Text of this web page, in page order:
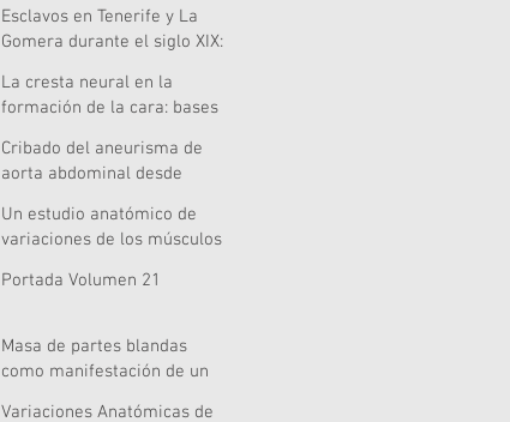
Salud de Lanzarote
Esclavos en Tenerife y La
Gomera durante el siglo XIX:
La cresta neural en la
formación de la cara: bases
clínica y nuevas
perspectivas celulares,
genómicas y metodológicas
Cribado del aneurisma de
aorta abdominal desde
pendiente
Un estudio anatómico de
variaciones de los músculos
Portada Volumen 21
Masa de partes blandas
como manifestación de un
Variaciones Anatómicas de